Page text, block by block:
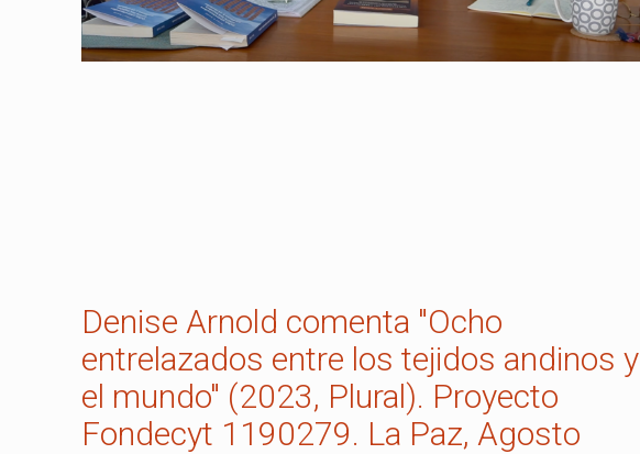
Denise Arnold comenta "Ocho
entrelazados entre los tejidos andinos y
el mundo" (2023, Plural). Proyecto
Fondecyt 1190279. La Paz, Agosto